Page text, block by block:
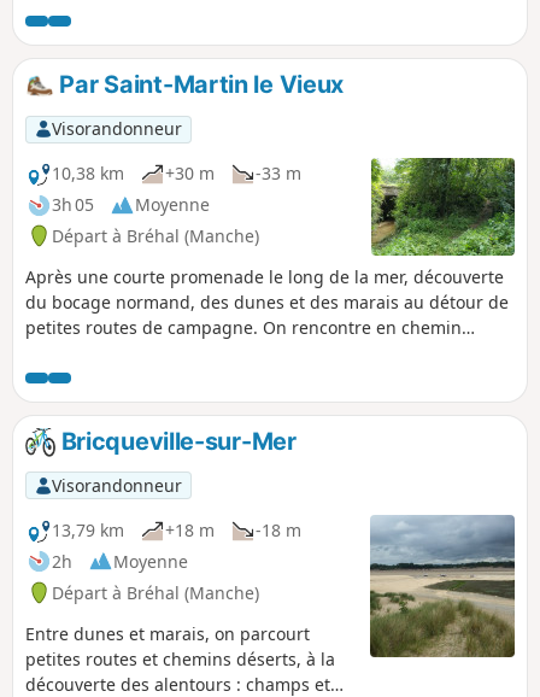
descentes !
Par Saint-Martin le Vieux
Visorandonneur
10,38 km
+30 m
-33 m
3h 05
Moyenne
Départ à Bréhal (Manche)
Après une courte promenade le long de la mer, découverte
du bocage normand, des dunes et des marais au détour de
petites routes de campagne. On rencontre en chemin
moutons ou encore un petit cours d'eau caché dans la
verdure…
Bricqueville-sur-Mer
Visorandonneur
13,79 km
+18 m
-18 m
2h
Moyenne
Départ à Bréhal (Manche)
Entre dunes et marais, on parcourt
petites routes et chemins déserts, à la
découverte des alentours : champs et